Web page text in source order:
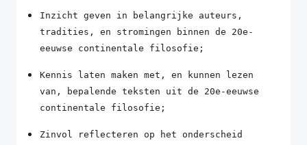
Inzicht geven in belangrijke auteurs,
tradities, en stromingen binnen de 20e-
eeuwse continentale filosofie;
Kennis laten maken met, en kunnen lezen
van, bepalende teksten uit de 20e-eeuwse
continentale filosofie;
Zinvol reflecteren op het onderscheid